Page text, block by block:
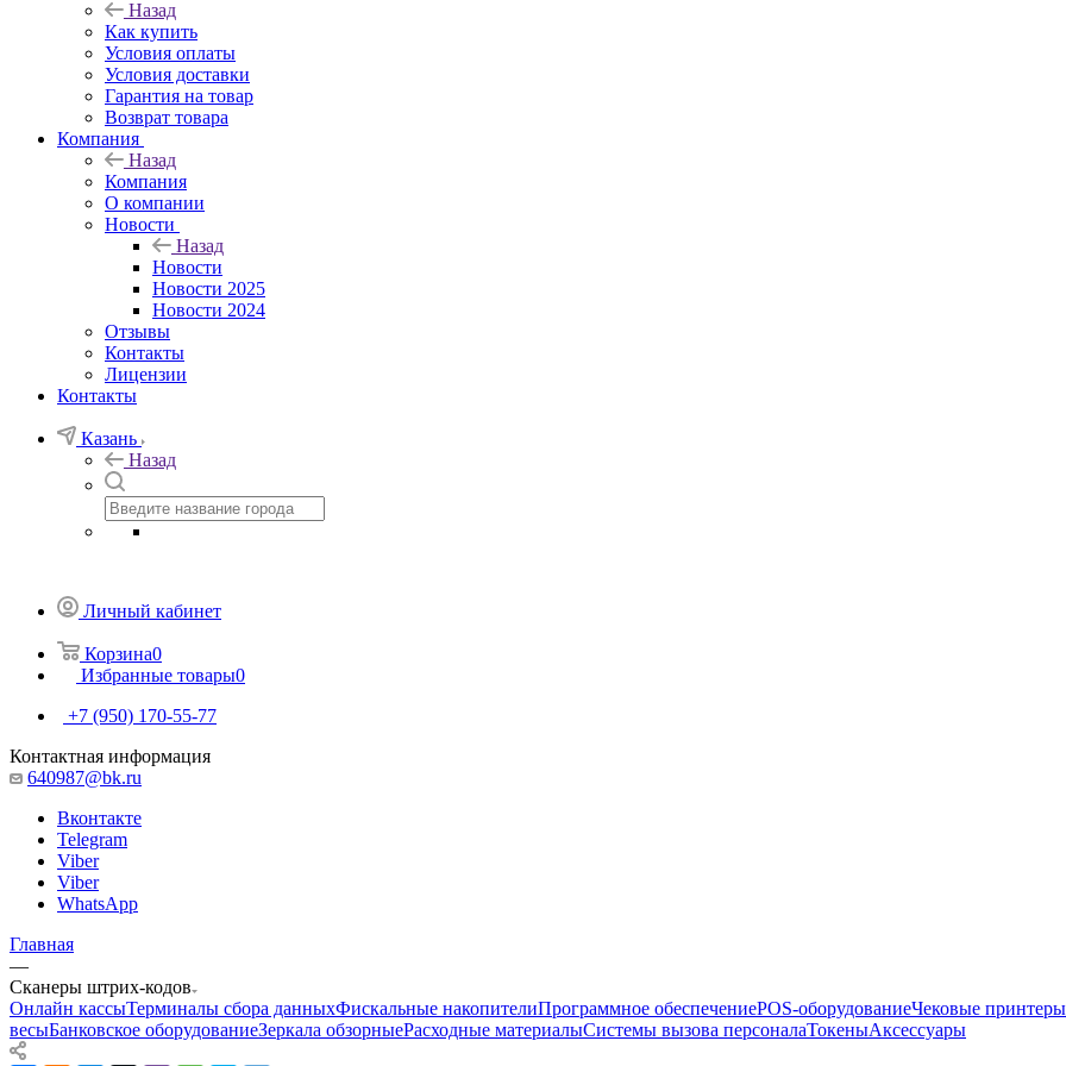
Назад
Как купить
Условия оплаты
Условия доставки
Гарантия на товар
Возврат товара
Компания
Назад
Компания
О компании
Новости
Назад
Новости
Новости 2025
Новости 2024
Отзывы
Контакты
Лицензии
Контакты
Казань
Назад
Личный кабинет
Корзина0
Избранные товары0
+7 (950) 170-55-77
Контактная информация
640987@bk.ru
Вконтакте
Telegram
Viber
Viber
WhatsApp
Главная
—
Сканеры штрих-кодов
Онлайн кассыТерминалы сбора данныхФискальные накопителиПрограммное обеспечениеPOS-оборудованиеЧековые принтеры
весыБанковское оборудованиеЗеркала обзорныеРасходные материалыСистемы вызова персоналаТокеныАксессуары